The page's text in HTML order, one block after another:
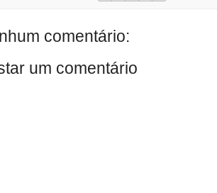
comentário:
um comentário